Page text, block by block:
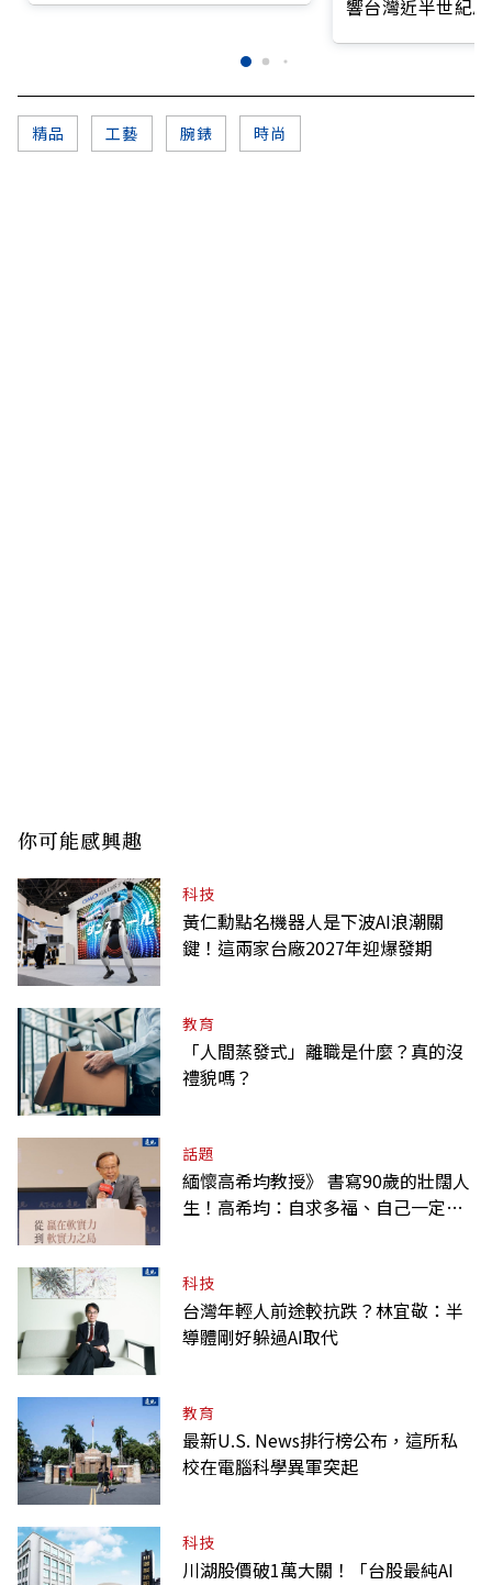
響台灣近半世紀
精品 工藝 腕錶 時尚
你可能感興趣
科技
黃仁勳點名機器人是下波AI浪潮關
鍵！這兩家台廠2027年迎爆發期
教育
「人間蒸發式」離職是什麼？真的沒
禮貌嗎？
話題
緬懷高希均教授》 書寫90歲的壯闊人
生！高希均：自求多福、自己一定要
科技
台灣年輕人前途較抗跌？林宜敬：半
導體剛好躲過AI取代
教育
最新U.S. News排行榜公布，這所私
校在電腦科學異軍突起
科技
川湖股價破1萬大關！「台股最純AI